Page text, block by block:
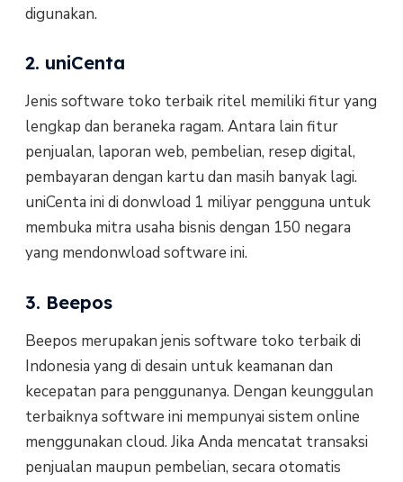
digunakan.
2. uniCenta
Jenis software toko terbaik ritel memiliki fitur yang
lengkap dan beraneka ragam. Antara lain fitur
penjualan, laporan web, pembelian, resep digital,
pembayaran dengan kartu dan masih banyak lagi.
uniCenta ini di donwload 1 miliyar pengguna untuk
membuka mitra usaha bisnis dengan 150 negara
yang mendonwload software ini.
3. Beepos
Beepos merupakan jenis software toko terbaik di
Indonesia yang di desain untuk keamanan dan
kecepatan para penggunanya. Dengan keunggulan
terbaiknya software ini mempunyai sistem online
menggunakan cloud. Jika Anda mencatat transaksi
penjualan maupun pembelian, secara otomatis